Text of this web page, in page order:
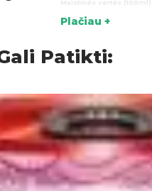
Maistinės vertės
Plačiau +
Patikti: